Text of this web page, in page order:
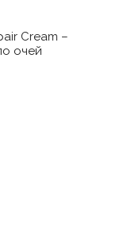
Cream –
очей